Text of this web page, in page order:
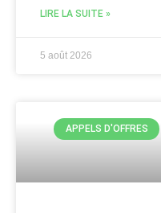
LIRE LA SUITE »
5 août 2026
APPELS D'OFFRES